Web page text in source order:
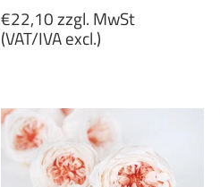
Regular
price
€22,10 zzgl. MwSt
(VAT/IVA excl.)
MwSt
(VAT/IVA
excl.)